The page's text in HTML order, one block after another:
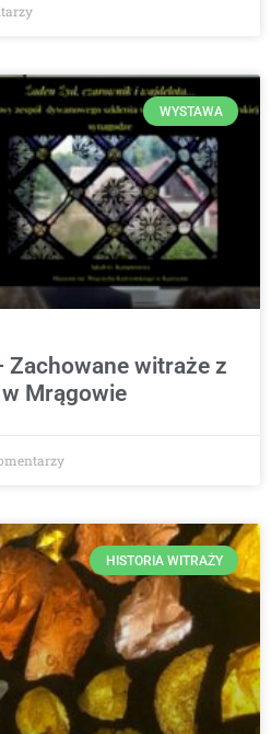
WYSTAWA
Zachowane witraże z
Mrągowie
HISTORIA WITRAŻY